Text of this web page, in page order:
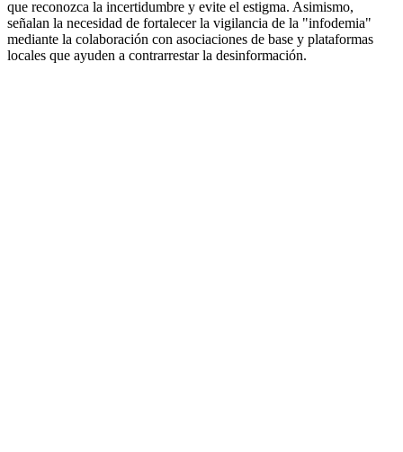
que reconozca la incertidumbre y evite el estigma. Asimismo,
señalan la necesidad de fortalecer la vigilancia de la "infodemia"
mediante la colaboración con asociaciones de base y plataformas
locales que ayuden a contrarrestar la desinformación.